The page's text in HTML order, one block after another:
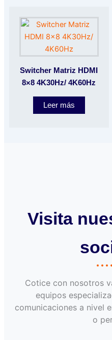
Switcher Matriz HDMI
8×8 4K30Hz/ 4K60Hz
Leer más
Visita
Cotice con nosotros
equipos
comunicaciones a nivel
o